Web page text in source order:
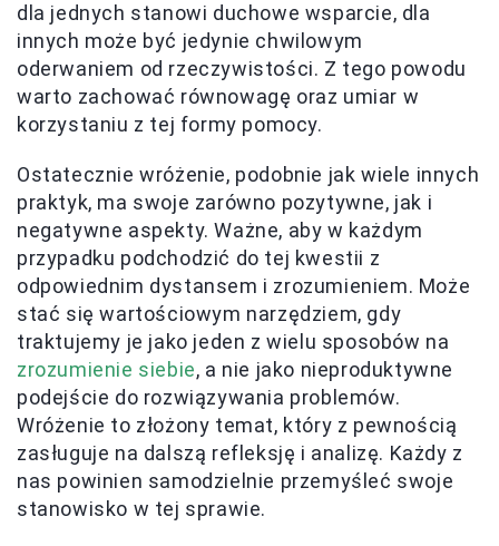
dla jednych stanowi duchowe wsparcie, dla
innych może być jedynie chwilowym
oderwaniem od rzeczywistości. Z tego powodu
warto zachować równowagę oraz umiar w
korzystaniu z tej formy pomocy.
Ostatecznie wróżenie, podobnie jak wiele innych
praktyk, ma swoje zarówno pozytywne, jak i
negatywne aspekty. Ważne, aby w każdym
przypadku podchodzić do tej kwestii z
odpowiednim dystansem i zrozumieniem. Może
stać się wartościowym narzędziem, gdy
traktujemy je jako jeden z wielu sposobów na
zrozumienie siebie, a nie jako nieproduktywne
podejście do rozwiązywania problemów.
Wróżenie to złożony temat, który z pewnością
zasługuje na dalszą refleksję i analizę. Każdy z
nas powinien samodzielnie przemyśleć swoje
stanowisko w tej sprawie.